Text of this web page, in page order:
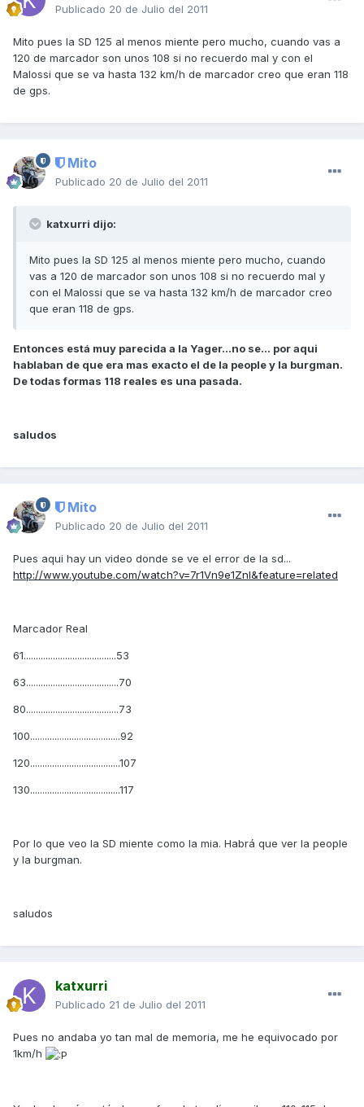
Publicado 20 de Julio del 2011
Mito pues la SD 125 al menos miente pero mucho, cuando vas a
120 de marcador son unos 108 si no recuerdo mal y con el
Malossi que se va hasta 132 km/h de marcador creo que eran 118
de gps.
Mito
Publicado 20 de Julio del 2011
katxurri dijo:
Mito pues la SD 125 al menos miente pero mucho, cuando
vas a 120 de marcador son unos 108 si no recuerdo mal y
con el Malossi que se va hasta 132 km/h de marcador creo
que eran 118 de gps.
Entonces está muy parecida a la Yager...no se... por aqui
hablaban de que era mas exacto el de la people y la burgman.
De todas formas 118 reales es una pasada.
saludos
Mito
Publicado 20 de Julio del 2011
Pues aqui hay un video donde se ve el error de la sd...
http://www.youtube.com/watch?v=7r1Vn9e1ZnI&feature=related
Marcador Real
61......................................53
63......................................70
80......................................73
100.....................................92
120.....................................107
130.....................................117
Por lo que veo la SD miente como la mia. Habrá que ver la people
y la burgman.
saludos
katxurri
Publicado 21 de Julio del 2011
Pues no andaba yo tan mal de memoria, me he equivocado por
1km/h